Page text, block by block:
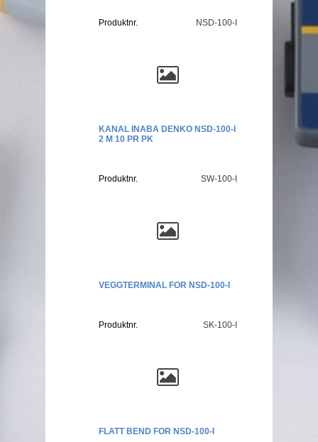
Produktnr. NSD-100-I
KANAL INABA DENKO NSD-100-I
2 M 10 PR PK
Produktnr. SW-100-I
VEGGTERMINAL FOR NSD-100-I
Produktnr. SK-100-I
FLATT BEND FOR NSD-100-I